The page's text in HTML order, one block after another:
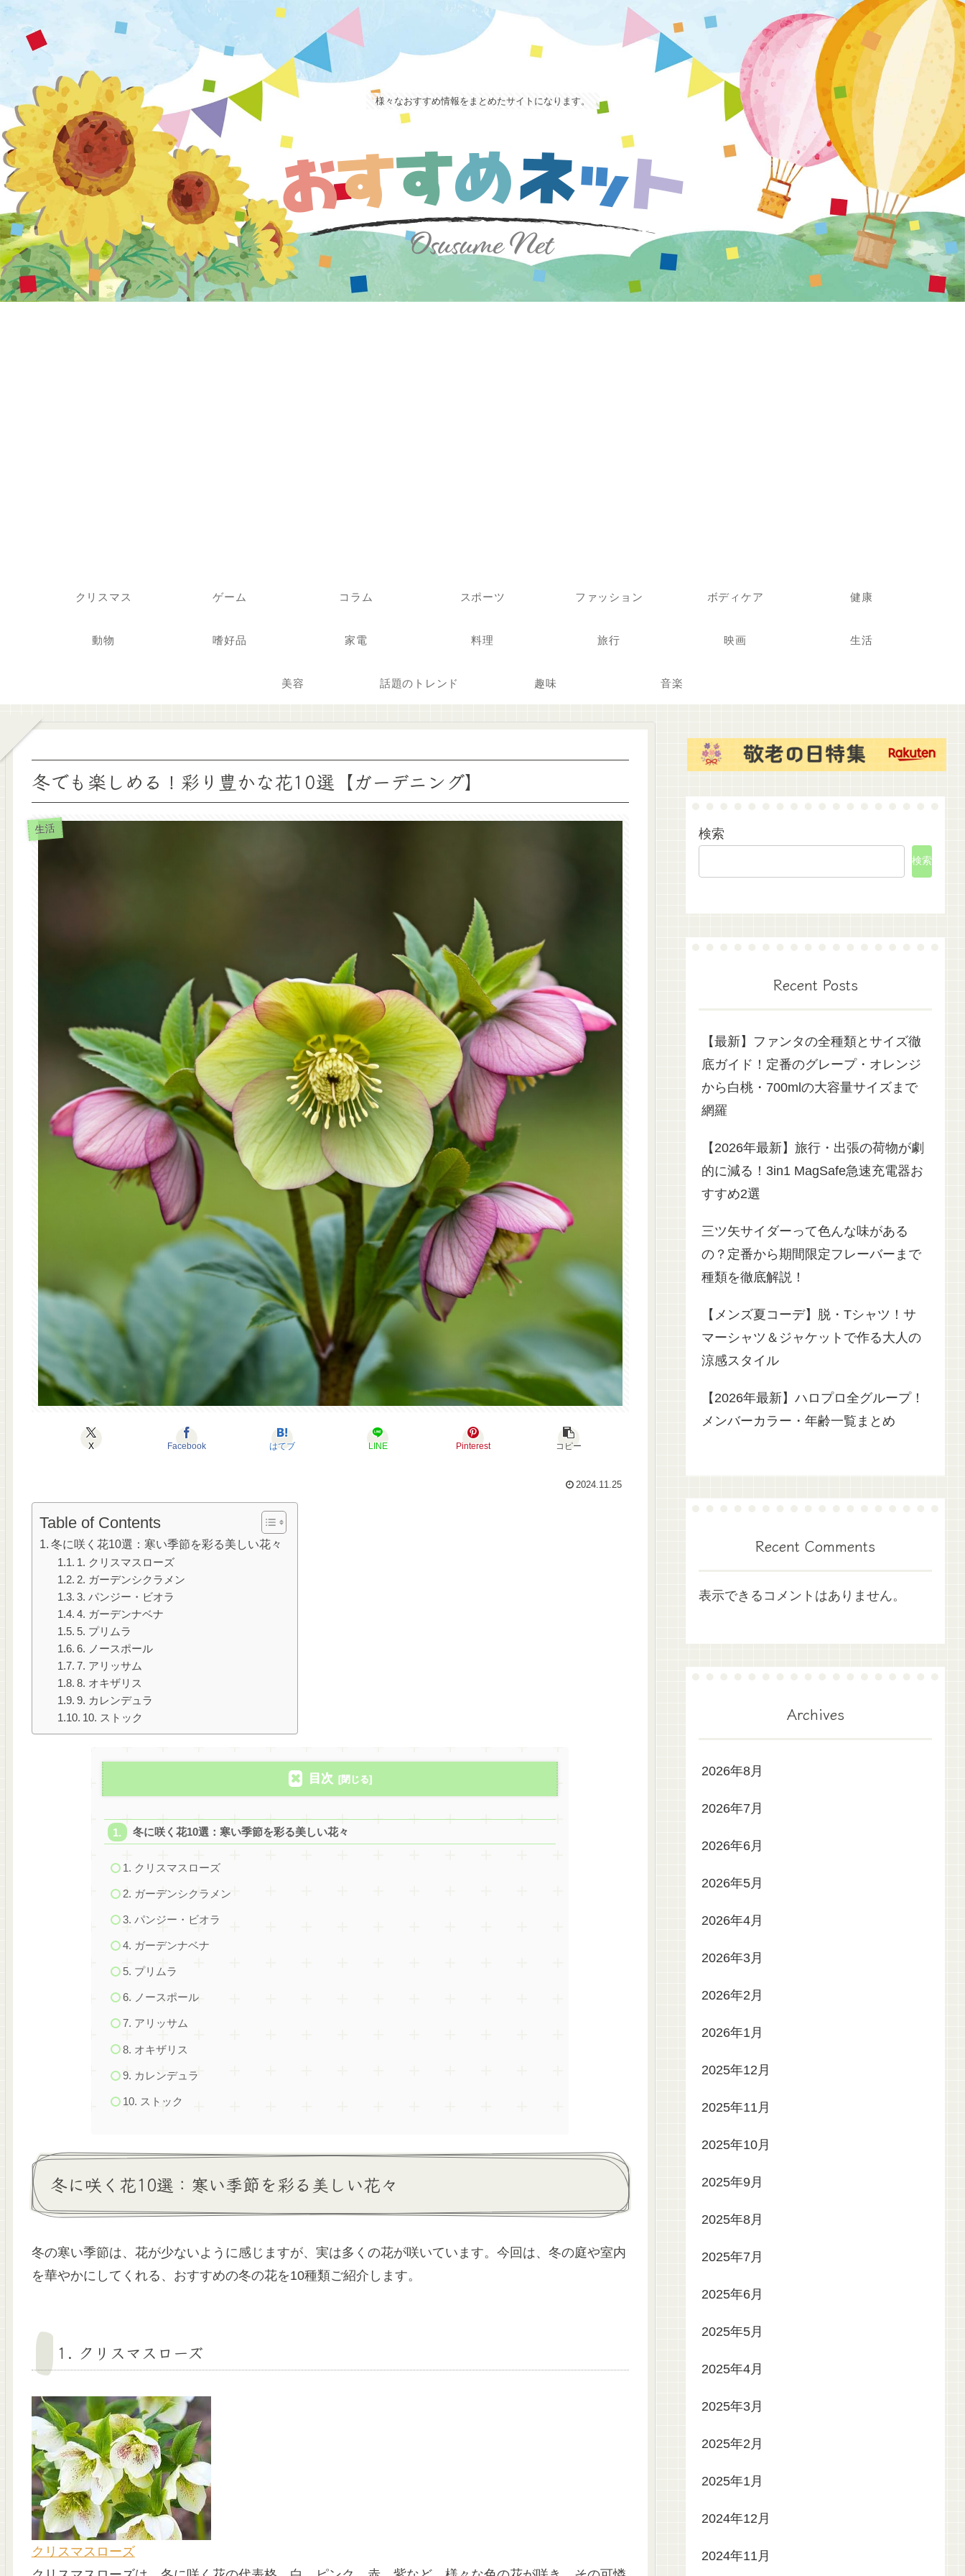
様々なおすすめ情報をまとめたサイトになります。
クリスマス ゲーム コラム スポーツ ファッション ボディケア 健康
動物 嗜好品 家電 料理 旅行 映画 生活
美容 話題のトレンド 趣味 音楽
冬でも楽しめる！彩り豊かな花10選【ガーデニング】
生活
X Facebook はてブ LINE Pinterest コピー
2024.11.25
Table of Contents
冬に咲く花10選：寒い季節を彩る美しい花々
1. クリスマスローズ
2. ガーデンシクラメン
3. パンジー・ビオラ
4. ガーデンナベナ
5. プリムラ
6. ノースポール
7. アリッサム
8. オキザリス
9. カレンデュラ
10. ストック
目次
冬に咲く花10選：寒い季節を彩る美しい花々
1. クリスマスローズ
2. ガーデンシクラメン
3. パンジー・ビオラ
4. ガーデンナベナ
5. プリムラ
6. ノースポール
7. アリッサム
8. オキザリス
9. カレンデュラ
10. ストック
冬に咲く花10選：寒い季節を彩る美しい花々
冬の寒い季節は、花が少ないように感じますが、実は多くの花が咲いています。今回は、冬の庭や室内
を華やかにしてくれる、おすすめの冬の花を10種類ご紹介します。
1. クリスマスローズ
クリスマスローズ
検索
検索
Recent Posts
【最新】ファンタの全種類とサイズ徹
底ガイド！定番のグレープ・オレンジ
から白桃・700mlの大容量サイズまで
網羅
【2026年最新】旅行・出張の荷物が劇
的に減る！3in1 MagSafe急速充電器お
すすめ2選
三ツ矢サイダーって色んな味がある
の？定番から期間限定フレーバーまで
種類を徹底解説！
【メンズ夏コーデ】脱・Tシャツ！サ
マーシャツ＆ジャケットで作る大人の
涼感スタイル
【2026年最新】ハロプロ全グループ！
メンバーカラー・年齢一覧まとめ
Recent Comments
表示できるコメントはありません。
Archives
2026年8月
2026年7月
2026年6月
2026年5月
2026年4月
2026年3月
2026年2月
2026年1月
2025年12月
2025年11月
2025年10月
2025年9月
2025年8月
2025年7月
2025年6月
2025年5月
2025年4月
2025年3月
2025年2月
2025年1月
2024年12月
2024年11月